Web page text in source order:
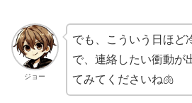
ジョー
でも、こういう日ほど
で、連絡したい衝動が
てみてくださいね🫁